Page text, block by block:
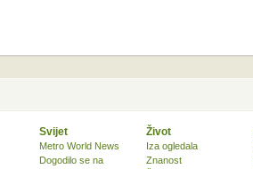
Svijet
Metro World News
Dogodilo se na
Život
Iza ogledala
Znanost